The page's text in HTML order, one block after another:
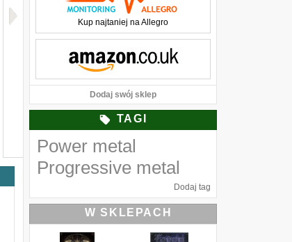
Kup najtaniej na Allegro
Dodaj swój sklep
TAGI
Power metal
Progressive metal
Dodaj tag
W SKLEPACH